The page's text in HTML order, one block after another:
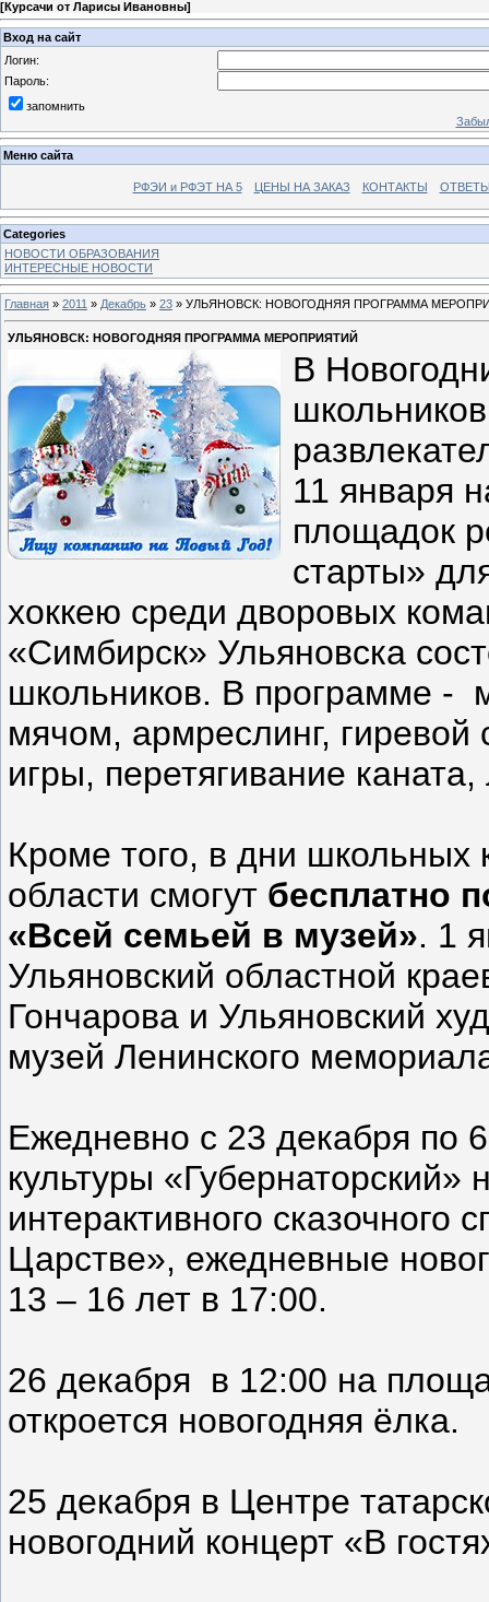
[Курсачи от Ларисы Ивановны]
Вход на сайт
Логин:
Пароль:
запомнить
Меню сайта
РФЭИ и РФЭТ НА 5 ЦЕНЫ НА ЗАКАЗ КОНТАКТЫ
Categories
НОВОСТИ ОБРАЗОВАНИЯ
ИНТЕРЕСНЫЕ НОВОСТИ
Главная » 2011 » Декабрь » 23 » УЛЬЯНОВСК: НОВОГОДНЯЯ ПРОГРАММА
УЛЬЯНОВСК: НОВОГОДНЯЯ ПРОГРАММА МЕРОПРИЯТИЙ
В
11 января
площадок
старты»
хоккею среди дворовых
«Симбирск» Ульяновска
школьников. В программе -
мячом, армреслинг, гиревой
игры, перетягивание
Кроме того, в дни школьных
области смогут бесплатно
«Всей семьей в музей». 1
Ульяновский областной
Гончарова и Ульяновский
музей Ленинского
Ежедневно с 23 декабря по
культуры «Губернаторский»
интерактивного сказочного
Царстве», ежедневные
13 – 16 лет в 17:00.
26 декабря в 12:00 на
откроется новогодняя ёлка.
25 декабря в Центре
новогодний концерт «В